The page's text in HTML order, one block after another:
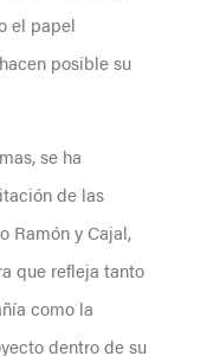
el papel
posible su
se ha
de las
Ramón y Cajal,
que refleja tanto
como la
dentro de su